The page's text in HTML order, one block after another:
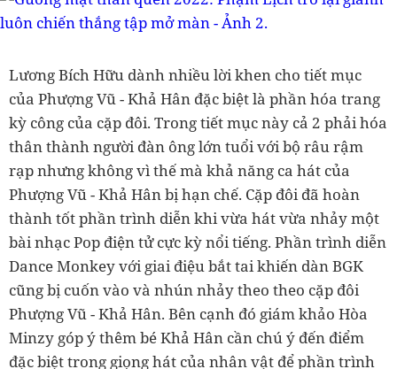
Lương Bích Hữu dành nhiều lời khen cho tiết mục
của Phượng Vũ - Khả Hân đặc biệt là phần hóa trang
kỳ công của cặp đôi. Trong tiết mục này cả 2 phải hóa
thân thành người đàn ông lớn tuổi với bộ râu rậm
rạp nhưng không vì thế mà khả năng ca hát của
Phượng Vũ - Khả Hân bị hạn chế. Cặp đôi đã hoàn
thành tốt phần trình diễn khi vừa hát vừa nhảy một
bài nhạc Pop điện tử cực kỳ nổi tiếng. Phần trình diễn
Dance Monkey với giai điệu bắt tai khiến dàn BGK
cũng bị cuốn vào và nhún nhảy theo theo cặp đôi
Phượng Vũ - Khả Hân. Bên cạnh đó giám khảo Hòa
Minzy góp ý thêm bé Khả Hân cần chú ý đến điểm
đặc biệt trong giọng hát của nhân vật để phần trình